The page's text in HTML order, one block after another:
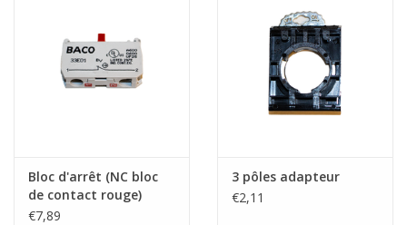
Bloc d'arrêt (NC bloc
de contact rouge)
€7,89
3 pôles adapteur
€2,11